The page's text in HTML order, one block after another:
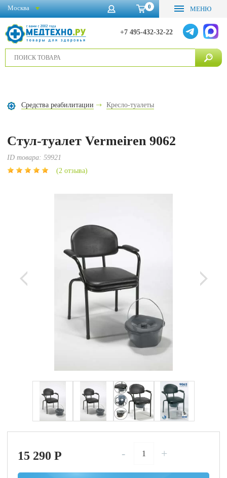
0 МЕНЮ
+7 495-432-32-22
Москва
Средства реабилитации Кресло-туалеты
Стул-туалет Vermeiren 9062
ID товара:59921
(2 отзыва)
15 290P - +